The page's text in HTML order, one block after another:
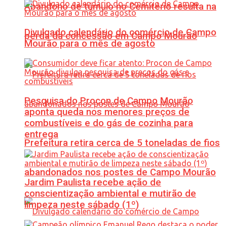
Abandono de túmulo no Cemitério resulta na
perda da concessão em Campo Mourão
Prefeitura retira cerca de 5 toneladas de fios
abandonados nos postes de Campo Mourão
Divulgado calendário do comércio de Campo
Mourão para o mês de agosto
Pesquisa do Procon de Campo Mourão
aponta queda nos menores preços de
combustíveis e do gás de cozinha para
entrega
Jardim Paulista recebe ação de
conscientização ambiental e mutirão de
limpeza neste sábado (1º)